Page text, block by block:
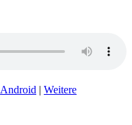
Android | Weitere